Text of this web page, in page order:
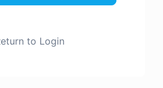
to Login